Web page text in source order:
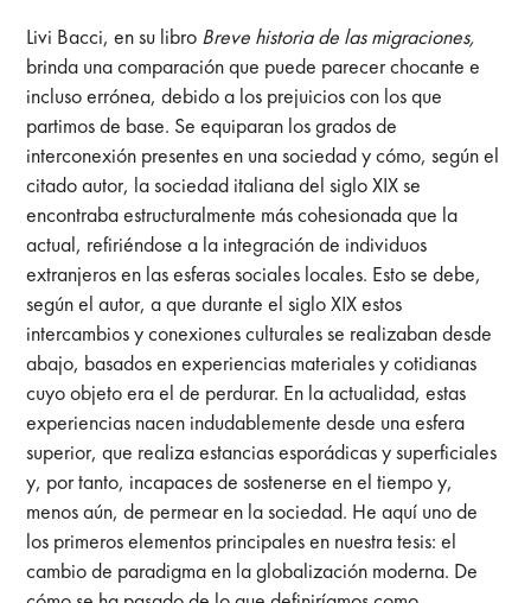
Livi Bacci, en su libro Breve historia de las migraciones,
brinda una comparación que puede parecer chocante e
incluso errónea, debido a los prejuicios con los que
partimos de base. Se equiparan los grados de
interconexión presentes en una sociedad y cómo, según el
citado autor, la sociedad italiana del siglo XIX se
encontraba estructuralmente más cohesionada que la
actual, refiriéndose a la integración de individuos
extranjeros en las esferas sociales locales. Esto se debe,
según el autor, a que durante el siglo XIX estos
intercambios y conexiones culturales se realizaban desde
abajo, basados en experiencias materiales y cotidianas
cuyo objeto era el de perdurar. En la actualidad, estas
experiencias nacen indudablemente desde una esfera
superior, que realiza estancias esporádicas y superficiales
y, por tanto, incapaces de sostenerse en el tiempo y,
menos aún, de permear en la sociedad. He aquí uno de
los primeros elementos principales en nuestra tesis: el
cambio de paradigma en la globalización moderna. De